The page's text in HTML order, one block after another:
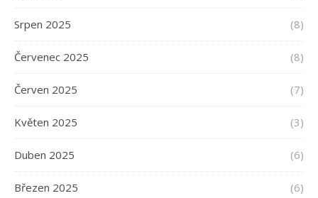
Srpen 2025 (8)
Červenec 2025 (8)
Červen 2025 (7)
Květen 2025 (3)
Duben 2025 (6)
Březen 2025 (6)